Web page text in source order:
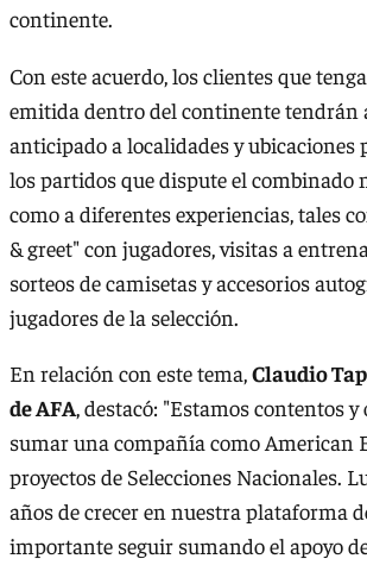
continente.
Con este acuerdo, los clientes que
emitida dentro del continente tendrán
anticipado a localidades y ubicaciones
los partidos que dispute el combinado
como a diferentes experiencias, tales
& greet" con jugadores, visitas a
sorteos de camisetas y accesorios
jugadores de la selección.
En relación con este tema,Claudio
de AFA, destacó: "Estamos contentos y
sumar una compañía como American
proyectos de Selecciones Nacionales.
años de crecer en nuestra plataforma
importante seguir sumando el apoyo